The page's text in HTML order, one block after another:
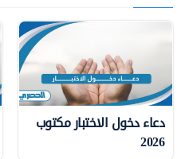
دعاء دخول الاختبار مكتوب
2026